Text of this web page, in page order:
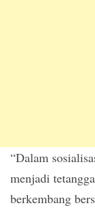
“Dalam
menjadi
berkembang